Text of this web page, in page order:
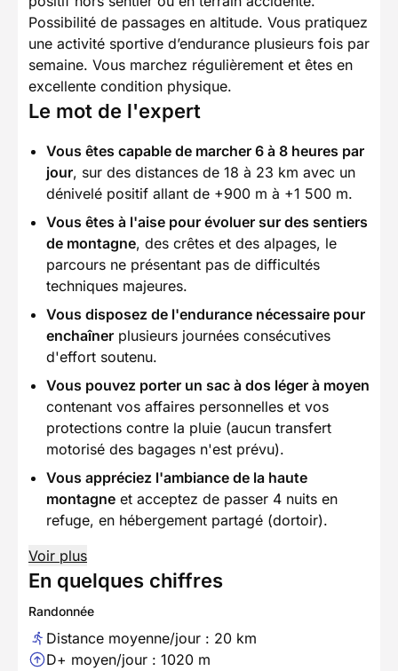
Possibilité de passages en altitude. Vous pratiquez
une activité sportive d’endurance plusieurs fois par
semaine. Vous marchez régulièrement et êtes en
excellente condition physique.
Le mot de l'expert
Vous êtes capable de marcher 6 à 8 heures par
jour, sur des distances de 18 à 23 km avec un
dénivelé positif allant de +900 m à +1 500 m.
Vous êtes à l'aise pour évoluer sur des sentiers
de montagne, des crêtes et des alpages, le
parcours ne présentant pas de difficultés
techniques majeures.
Vous disposez de l'endurance nécessaire pour
enchaîner plusieurs journées consécutives
d'effort soutenu.
Vous pouvez porter un sac à dos léger à moyen
contenant vos affaires personnelles et vos
protections contre la pluie (aucun transfert
motorisé des bagages n'est prévu).
Vous appréciez l'ambiance de la haute
montagne et acceptez de passer 4 nuits en
refuge, en hébergement partagé (dortoir).
Voir plus
En quelques chiffres
Randonnée
Distance moyenne/jour : 20 km
D+ moyen/jour : 1020 m